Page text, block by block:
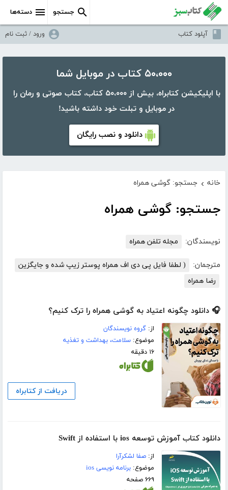
دسته‌ها جستجو
آپلود کتاب ورود / ثبت نام
۵۰،۰۰۰ کتاب در موبایل شما
با اپلیکیشن کتابراه، بیش از ۵۰،۰۰۰ کتاب، کتاب صوتی و رمان را
در موبایل و تبلت خود داشته باشید!
دانلود و نصب رایگان
خانه › جستجو: گوشی همراه
جستجو: گوشی همراه
نویسندگان: مجله تلفن همراه
مترجمان:
( لطفا فایل پی دی اف همراه پوستر زیپ شده و جایگزین
رضا همراه
🎧 دانلود چگونه اعتیاد به گوشی همراه را ترک کنیم؟
از:گروه نویسندگان
موضوع:سلامت، بهداشت و تغذیه
۱۶ دقیقه
دریافت از کتابراه
دانلود کتاب آموزش توسعه ios با استفاده از Swift
از:صفا لشکرآرا
موضوع:برنامه نویسی ios
۶۶۹ صفحه